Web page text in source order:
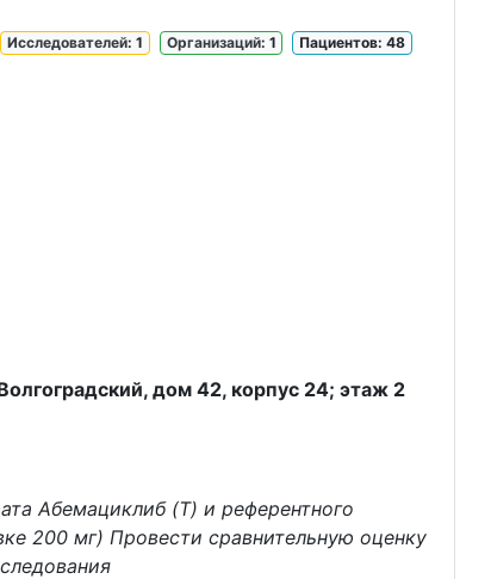
Пациентов: 48
Организаций: 1
Исследователей: 1
дом 42, корпус 24; этаж 2
Абемациклиб (T) и референтного
200 мг) Провести сравнительную оценку